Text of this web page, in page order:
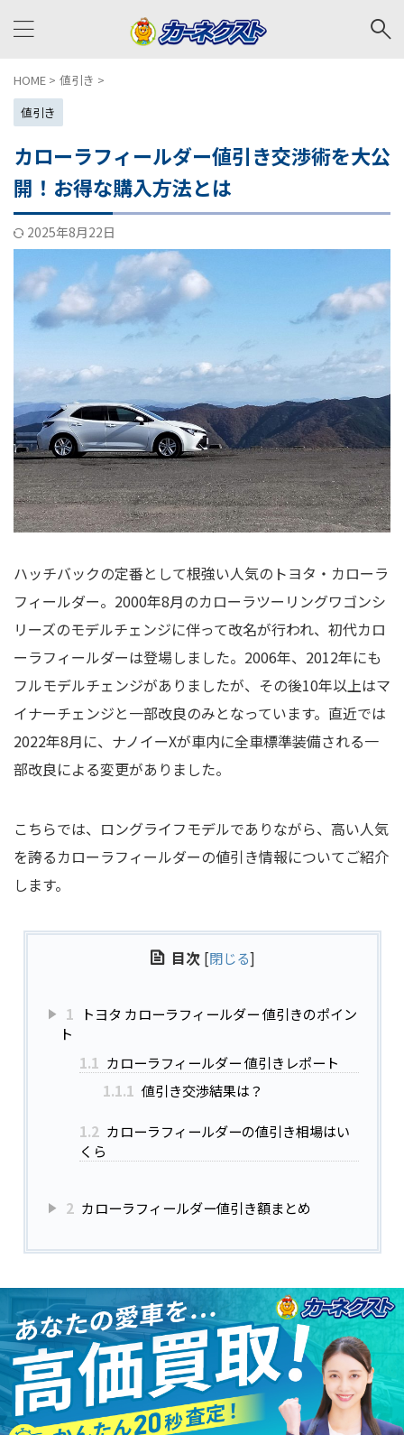
HOME > 値引き >
値引き
カローラフィールダー値引き交渉術を大公
開！お得な購入方法とは
2025年8月22日
ハッチバックの定番として根強い人気のトヨタ・カローラ
フィールダー。2000年8月のカローラツーリングワゴンシ
リーズのモデルチェンジに伴って改名が行われ、初代カロ
ーラフィールダーは登場しました。2006年、2012年にも
フルモデルチェンジがありましたが、その後10年以上はマ
イナーチェンジと一部改良のみとなっています。直近では
2022年8月に、ナノイーXが車内に全車標準装備される一
部改良による変更がありました。
こちらでは、ロングライフモデルでありながら、高い人気
を誇るカローラフィールダーの値引き情報についてご紹介
します。
目次 [閉じる]
1
トヨタ カローラフィールダー 値引きのポイン
ト
1.1 カローラフィールダー 値引きレポート
1.1.1 値引き交渉結果は？
1.2 カローラフィールダーの値引き相場はい
くら
2 カローラフィールダー値引き額まとめ